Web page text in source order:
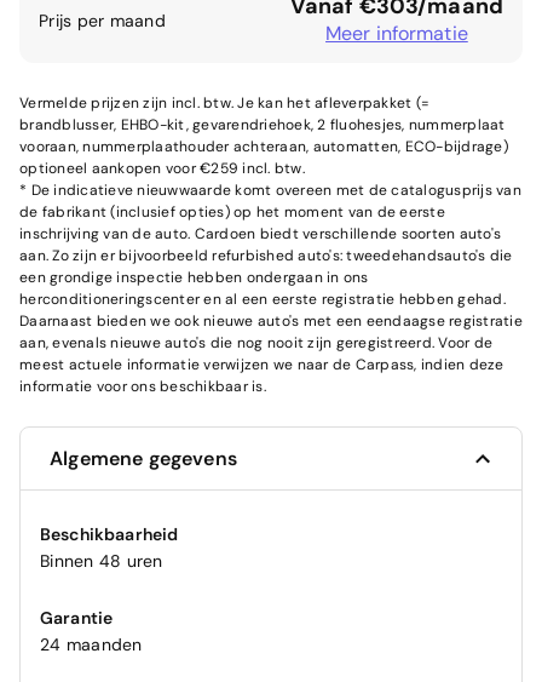
Prijs per maand Vanaf €303/maand
Meer informatie
Vermelde prijzen zijn incl. btw. Je kan het afleverpakket (=
brandblusser, EHBO-kit, gevarendriehoek, 2 fluohesjes, nummerplaat
vooraan, nummerplaathouder achteraan, automatten, ECO-bijdrage)
optioneel aankopen voor €259 incl. btw.
* De indicatieve nieuwwaarde komt overeen met de catalogusprijs van
de fabrikant (inclusief opties) op het moment van de eerste
inschrijving van de auto. Cardoen biedt verschillende soorten auto's
aan. Zo zijn er bijvoorbeeld refurbished auto's: tweedehandsauto's die
een grondige inspectie hebben ondergaan in ons
herconditioneringscenter en al een eerste registratie hebben gehad.
Daarnaast bieden we ook nieuwe auto's met een eendaagse registratie
aan, evenals nieuwe auto's die nog nooit zijn geregistreerd. Voor de
meest actuele informatie verwijzen we naar de Carpass, indien deze
informatie voor ons beschikbaar is.
Algemene gegevens
Beschikbaarheid
Binnen 48 uren
Garantie
24 maanden